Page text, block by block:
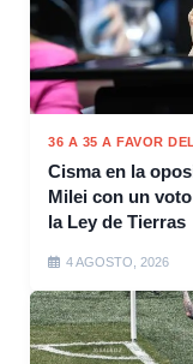
36 A 35 A FAVOR
Cisma en la
Milei con un
la Ley de Tierras
4 AGOSTO, 2026